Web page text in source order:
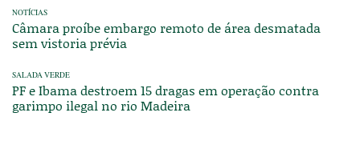
NOTÍCIAS
Câmara proíbe embargo remoto de área desmatada
sem vistoria prévia
SALADA VERDE
PF e Ibama destroem 15 dragas em operação contra
garimpo ilegal no rio Madeira